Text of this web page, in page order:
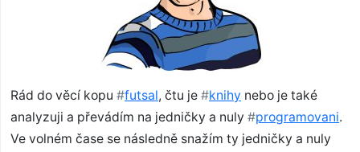
Rád do věcí kopu #futsal, čtu je #knihy nebo je také
analyzuji a převádím na jedničky a nuly #programovani.
Ve volném čase se následně snažím ty jedničky a nuly